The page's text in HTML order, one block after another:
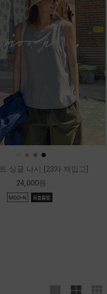
● ● ●
싱글 나시 [23차 재입고]
24,000원